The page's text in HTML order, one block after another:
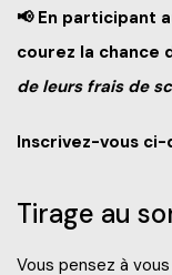
Sports, loisirs et
Urgence météo
📢 En participant
courez la chance
de leurs frais de
Inscrivez-vous ci-
Tirage au
Vous pensez à